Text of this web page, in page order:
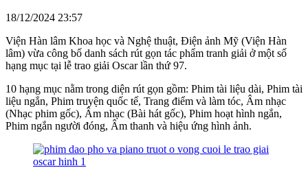
18/12/2024 23:57
Viện Hàn lâm Khoa học và Nghệ thuật, Điện ảnh Mỹ (Viện Hàn
lâm) vừa công bố danh sách rút gọn tác phẩm tranh giải ở một số
hạng mục tại lễ trao giải Oscar lần thứ 97.
10 hạng mục nằm trong diện rút gọn gồm: Phim tài liệu dài, Phim tài
liệu ngắn, Phim truyện quốc tế, Trang điểm và làm tóc, Âm nhạc
(Nhạc phim gốc), Âm nhạc (Bài hát gốc), Phim hoạt hình ngắn,
Phim ngắn người đóng, Âm thanh và hiệu ứng hình ảnh.